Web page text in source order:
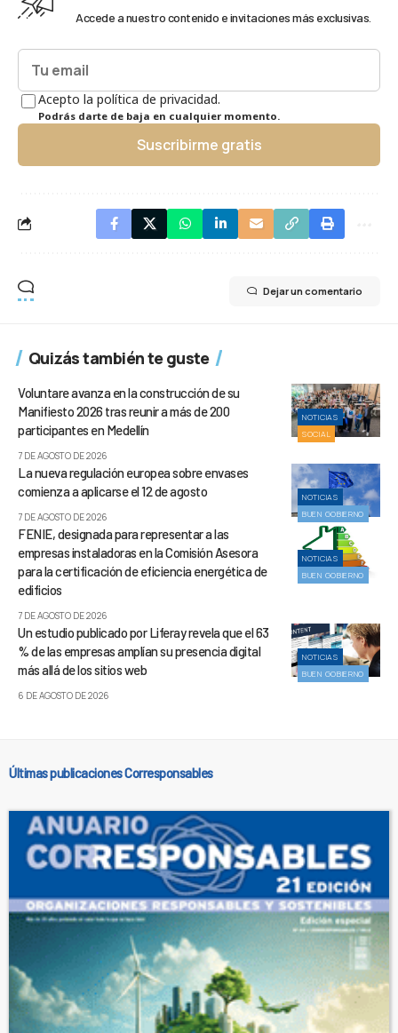
Accede a nuestro contenido e invitaciones más exclusivas.
Acepto la política de privacidad.
Podrás darte de baja en cualquier momento.
Suscribirme gratis
Dejar un comentario
Quizás también te guste
NOTICIAS
SOCIAL
Voluntare avanza en la construcción de su
Manifiesto 2026 tras reunir a más de 200
participantes en Medellín
7 DE AGOSTO DE 2026
NOTICIAS
BUEN GOBIERNO
La nueva regulación europea sobre envases
comienza a aplicarse el 12 de agosto
7 DE AGOSTO DE 2026
NOTICIAS
BUEN GOBIERNO
FENIE, designada para representar a las
empresas instaladoras en la Comisión Asesora
para la certificación de eficiencia energética de
edificios
7 DE AGOSTO DE 2026
NOTICIAS
BUEN GOBIERNO
Un estudio publicado por Liferay revela que el 63
% de las empresas amplían su presencia digital
más allá de los sitios web
6 DE AGOSTO DE 2026
Últimas publicaciones Corresponsables